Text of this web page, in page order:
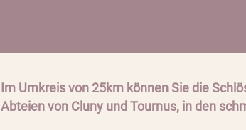
Im Umkreis von 25km können Sie die
Abteien von Cluny und Tournus, in den